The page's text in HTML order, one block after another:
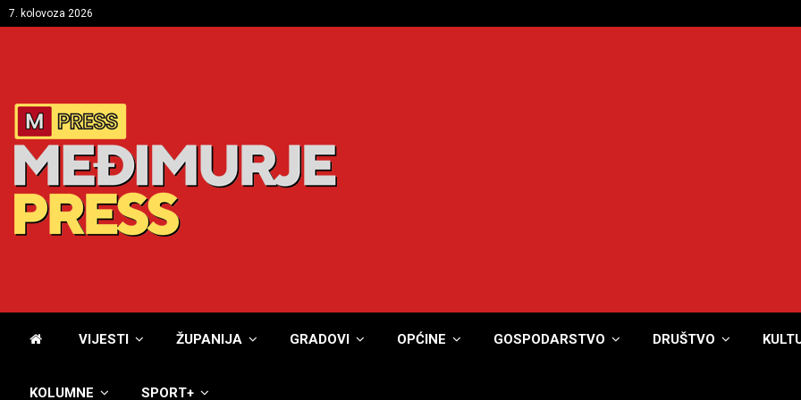
7. kolovoza 2026
VIJESTI ŽUPANIJA GRADOVI OPĆINE GOSPODARSTVO DRUŠTVO
KOLUMNE SPORT+